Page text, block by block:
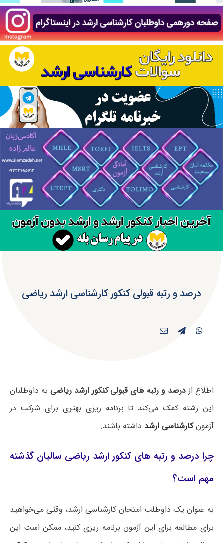
درصد و رتبه قبولی کنکور کارشناسی ارشد ریاضی
اطلاع ازدرصد و رتبه های قبولی کنکور ارشد ریاضی به داوطلبان
این رشته کمک می‌کند تا برنامه ریزی بهتری برای شرکت در
آزمونکارشناسی ارشد داشته باشند.
چرا درصد و رتبه های کنکور ارشد ریاضی سالیان گذشته
مهم است؟
به عنوان یک داوطلب امتحان کارشناسی ارشد، وقتی می‌خواهید
برای مطالعه برای این آزمون برنامه ریزی کنید، ممکن است این